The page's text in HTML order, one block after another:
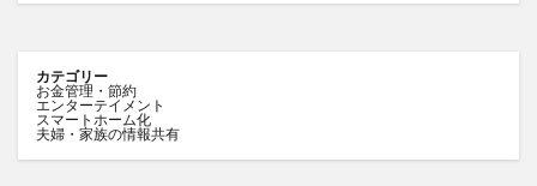
カテゴリー
お金管理・節約
エンターテイメント
スマートホーム化
夫婦・家族の情報共有